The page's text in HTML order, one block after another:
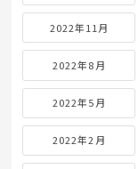
2022年11月
2022年8月
2022年5月
2022年2月